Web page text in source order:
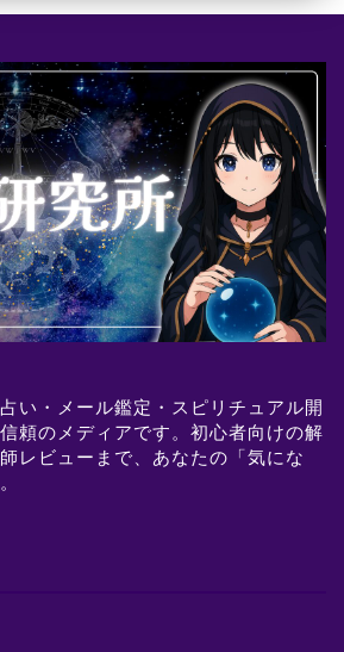
い・メール鑑定・スピリチュアル開
頼のメディアです。初心者向けの解
レビューまで、あなたの「気にな